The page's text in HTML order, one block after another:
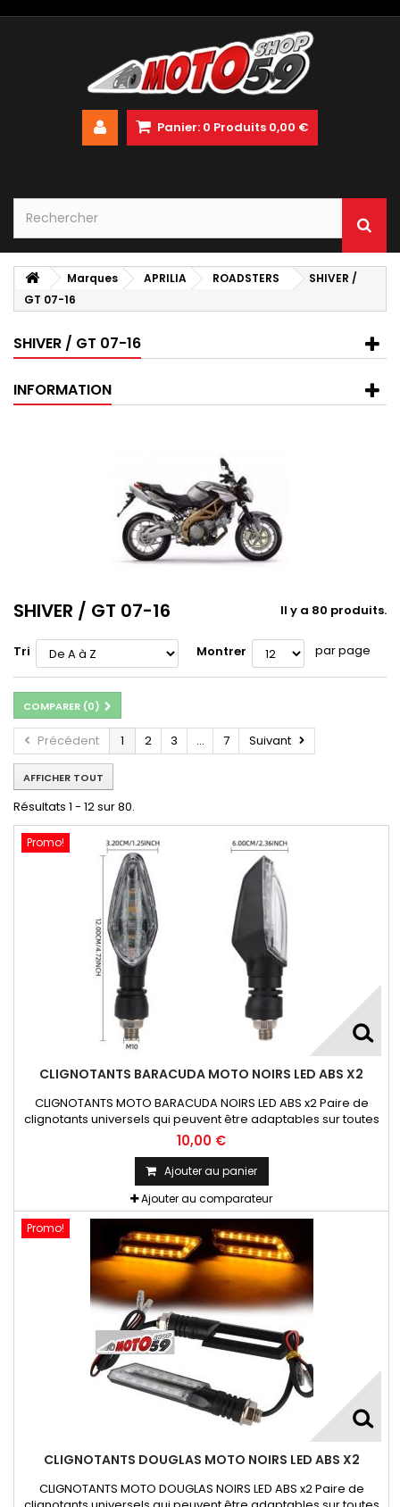
Panier: 0 Produits 0,00 €
Marques APRILIA ROADSTERS
SHIVER /
GT 07-16
SHIVER / GT 07-16
INFORMATION
SHIVER / GT 07-16 Il y a 80 produits.
Tri Montrer par page
COMPARER (0)
Précédent 1 2 3 ... 7 Suivant
AFFICHER TOUT
Résultats 1 - 12 sur 80.
Promo!
CLIGNOTANTS BARACUDA MOTO NOIRS LED ABS X2
CLIGNOTANTS MOTO BARACUDA NOIRS LED ABS x2 Paire de
clignotants universels qui peuvent être adaptables sur toutes
motos ou scooters
10,00 €
Ajouter au panier
Ajouter au comparateur
Promo!
CLIGNOTANTS DOUGLAS MOTO NOIRS LED ABS X2
CLIGNOTANTS MOTO DOUGLAS NOIRS LED ABS x2 Paire de